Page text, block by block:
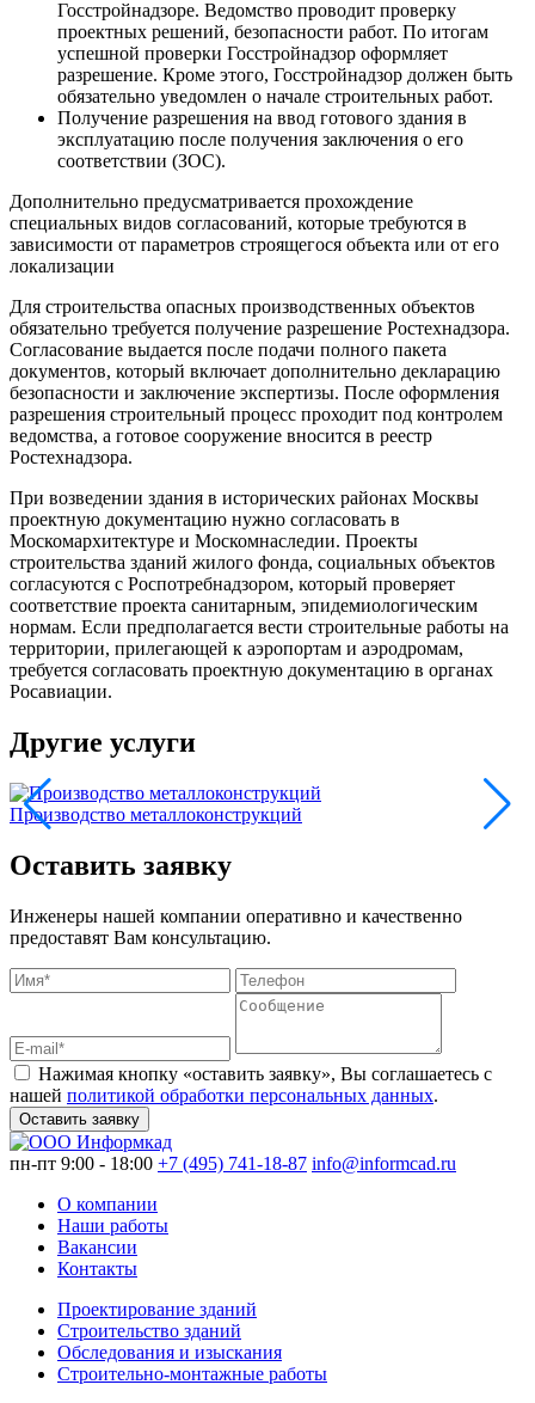
Госстройнадзоре. Ведомство проводит проверку
проектных решений, безопасности работ. По итогам
успешной проверки Госстройнадзор оформляет
разрешение. Кроме этого, Госстройнадзор должен быть
обязательно уведомлен о начале строительных работ.
Получение разрешения на ввод готового здания в
эксплуатацию после получения заключения о его
соответствии (ЗОС).
Дополнительно предусматривается прохождение
специальных видов согласований, которые требуются в
зависимости от параметров строящегося объекта или от его
локализации
Для строительства опасных производственных объектов
обязательно требуется получение разрешение Ростехнадзора.
Согласование выдается после подачи полного пакета
документов, который включает дополнительно декларацию
безопасности и заключение экспертизы. После оформления
разрешения строительный процесс проходит под контролем
ведомства, а готовое сооружение вносится в реестр
Ростехнадзора.
При возведении здания в исторических районах Москвы
проектную документацию нужно согласовать в
Москомархитектуре и Москомнаследии. Проекты
строительства зданий жилого фонда, социальных объектов
согласуются с Роспотребнадзором, который проверяет
соответствие проекта санитарным, эпидемиологическим
нормам. Если предполагается вести строительные работы на
территории, прилегающей к аэропортам и аэродромам,
требуется согласовать проектную документацию в органах
Росавиации.
Другие услуги
Производство металлоконструкций
Оставить заявку
Инженеры нашей компании оперативно и качественно
предоставят Вам консультацию.
Нажимая кнопку «оставить заявку», Вы соглашаетесь с
нашей политикой обработки персональных данных.
Оставить заявку
пн-пт 9:00 - 18:00 +7 (495) 741-18-87 info@informcad.ru
О компании
Наши работы
Вакансии
Контакты
Проектирование зданий
Строительство зданий
Обследования и изыскания
Строительно-монтажные работы